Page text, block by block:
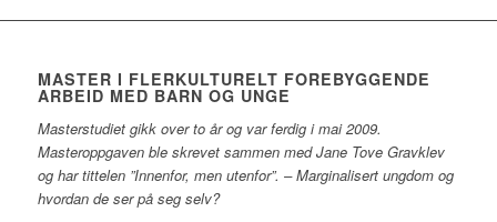
MASTER I FLERKULTURELT FOREBYGGENDE
ARBEID MED BARN OG UNGE
Masterstudiet gikk over to år og var ferdig i mai 2009.
Masteroppgaven ble skrevet sammen med Jane Tove Gravklev
og har tittelen ”Innenfor, men utenfor”. – Marginalisert ungdom og
hvordan de ser på seg selv?